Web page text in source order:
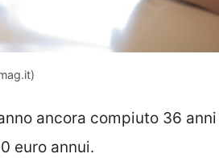
ancora compiuto 36
euro annui.